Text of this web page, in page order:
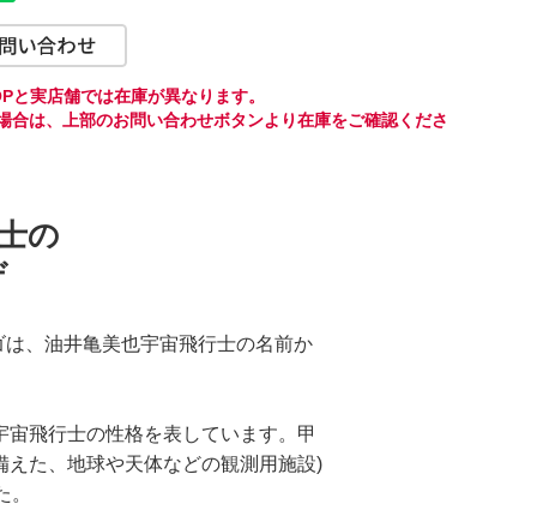
と実店舗では在庫が異なります。
合は、上部のお問い合わせボタンより在庫をご確認くださ
の
、油井亀美也宇宙飛行士の名前か
飛行士の性格を表しています。甲
た、地球や天体などの観測用施設)